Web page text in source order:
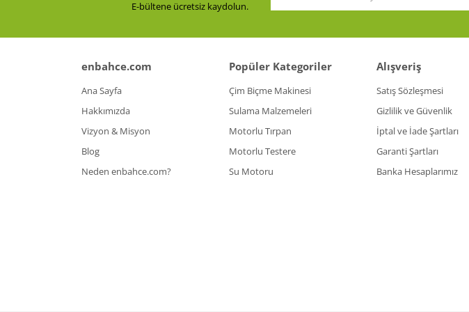
E-bültene ücretsiz kaydolun.
enbahce.com
Ana Sayfa
Hakkımızda
Vizyon & Misyon
Blog
Neden enbahce.com?
Popüler Kategoriler
Çim Biçme Makinesi
Sulama Malzemeleri
Motorlu Tırpan
Motorlu Testere
Su Motoru
Alışveriş
Satış Sözleşmesi
Gizlilik ve Güvenlik
İptal ve İade Şartları
Garanti Şartları
Banka Hesaplarımız